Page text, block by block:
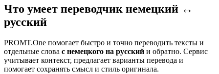
Что умеет переводчик немецкий ↔
русский
PROMT.One помогает быстро и точно переводить тексты и
отдельные слова с немецкого на русский и обратно. Сервис
учитывает контекст, предлагает варианты перевода и
помогает сохранять смысл и стиль оригинала.